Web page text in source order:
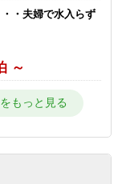
・夫婦で水入らず
～
＆ 料理一括出しで
和室10畳）
お二人でゆっくり